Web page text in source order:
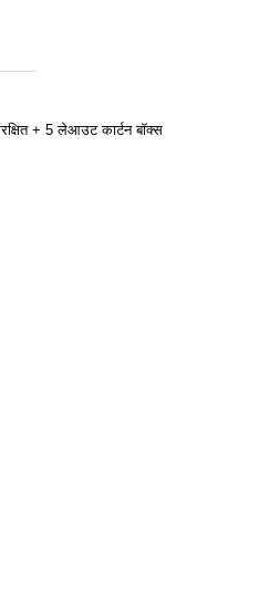
+ 5 लेआउट कार्टन बॉक्स